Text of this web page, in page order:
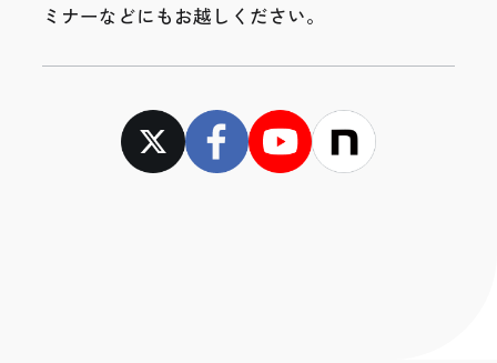
ミナーなどにもお越しください。